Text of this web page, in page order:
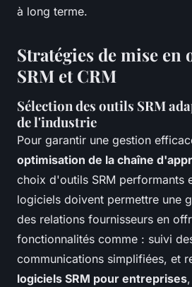
à long terme.
Stratégies de mise en
SRM et CRM
Sélection des outils SRM
de l'industrie
Pour garantir une gestion
optimisation de la chaîne
choix d'outils SRM performants
logiciels doivent permettre une
des relations fournisseurs en
fonctionnalités comme : suivi
communications simplifiées, et
logiciels SRM pour entreprises